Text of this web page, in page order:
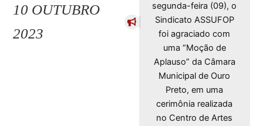
segunda-feira (09), o
Sindicato ASSUFOP
foi agraciado com
uma “Moção de
Aplauso” da Câmara
Municipal de Ouro
Preto, em uma
cerimônia realizada
no Centro de Artes
10 OUTUBRO
2023